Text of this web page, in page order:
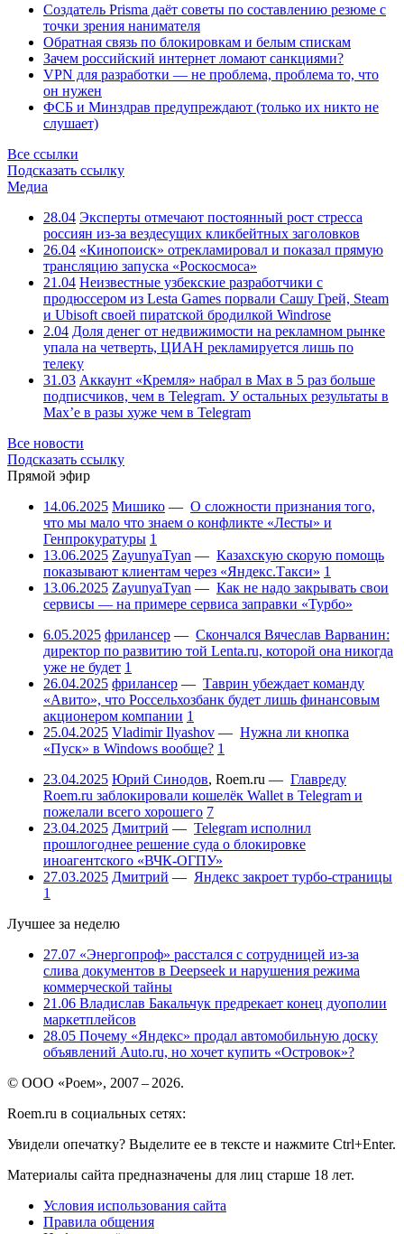
Создатель Prisma даёт советы по составлению резюме с
точки зрения нанимателя
Обратная связь по блокировкам и белым спискам
Зачем российский интернет ломают санкциями?
VPN для разработки — не проблема, проблема то, что
он нужен
ФСБ и Минздрав предупреждают (только их никто не
слушает)
Все ссылки
Подсказать ссылку
Медиа
28.04 Эксперты отмечают постоянный рост стресса
россиян из-за вездесущих кликбейтных заголовков
26.04 «Кинопоиск» отрекламировал и показал прямую
трансляцию запуска «Роскосмоса»
21.04 Неизвестные узбекские разработчики с
продюссером из Lesta Games порвали Сашу Грей, Steam
и Ubisoft своей пиратской бродилкой Windrose
2.04 Доля денег от недвижимости на рекламном рынке
упала на четверть, ЦИАН рекламируется лишь по
телеку
31.03 Аккаунт «Кремля» набрал в Max в 5 раз больше
подписчиков, чем в Telegram. У остальных результаты в
Max’е в разы хуже чем в Telegram
Все новости
Подсказать ссылку
Прямой эфир
14.06.2025 Мишико — О сложности признания того,
что мы мало что знаем о конфликте «Лесты» и
Генпрокуратуры 1
13.06.2025 ZayunyaTyan — Казахскую скорую помощь
показывают клиентам через «Яндекс.Такси» 1
13.06.2025 ZayunyaTyan — Как не надо закрывать свои
сервисы — на примере сервиса заправки «Турбо»
6.05.2025 фрилансер — Скончался Вячеслав Варванин:
директор по развитию той Lenta.ru, которой она никогда
уже не будет 1
26.04.2025 фрилансер — Таврин убеждает команду
«Авито», что Россельхозбанк будет лишь финансовым
акционером компании 1
25.04.2025 Vladimir Ilyashov — Нужна ли кнопка
«Пуск» в Windows вообще? 1
23.04.2025 Юрий Синодов, Roem.ru — Главреду
Roem.ru заблокировали кошелёк Wallet в Telegram и
пожелали всего хорошего 7
23.04.2025 Дмитрий — Telegram исполнил
прошлогоднее решение суда о блокировке
иноагентского «ВЧК-ОГПУ»
27.03.2025 Дмитрий — Яндекс закроет турбо-страницы
1
Лучшее за неделю
27.07 «Энергопроф» расстался с сотрудницей из-за
слива документов в Deepseek и нарушения режима
коммерческой тайны
21.06 Владислав Бакальчук предрекает конец дуополии
маркетплейсов
28.05 Почему «Яндекс» продал автомобильную доску
объявлений Auto.ru, но хочет купить «Островок»?
© ООО «Роем», 2007 – 2026.
Roem.ru в социальных сетях:
Увидели опечатку? Выделите ее в тексте и нажмите Ctrl+Enter.
Материалы сайта предназначены для лиц старше 18 лет.
Условия использования сайта
Правила общения